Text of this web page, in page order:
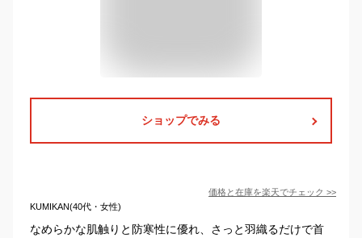
ショップでみる
価格と在庫を楽天でチェック >>
KUMIKAN(40代・女性)
なめらかな肌触りと防寒性に優れ、さっと羽織るだけで首